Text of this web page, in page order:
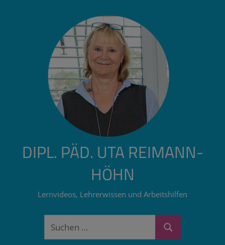
DIPL. PÄD. UTA REIMANN-
HÖHN
Lernvideos, Lehrerwissen und Arbeitshilfen
Suchen
Suchen